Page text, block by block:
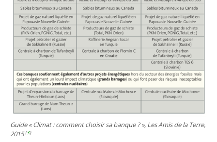
Guide « Climat : comment choisir sa banque ? », Les Amis de la Terre,
2015 (3)